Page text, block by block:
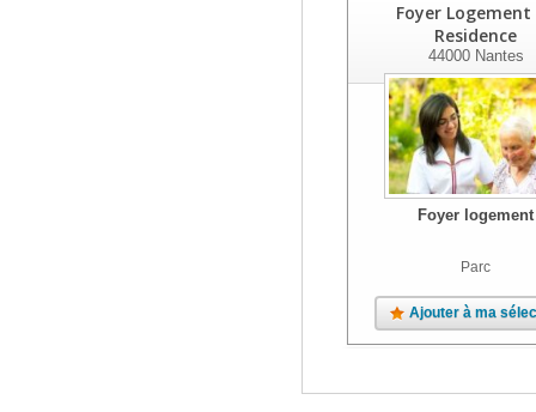
Foyer Logement
Residence
44000Nantes
Foyer logement
Parc
Ajouter à ma